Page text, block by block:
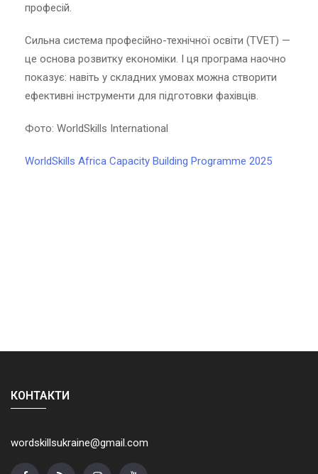
професій.
Сильна система професійно-технічної освіти (TVET) —
це основа розвитку економіки. І ця програма наочно
показує: навіть у складних умовах можна створити
ефективні інструменти для підготовки фахівців.
Фото: WorldSkills International
WorldSkills Africa Capacity Building Programme 2025
КОНТАКТИ
wordskillsukraine@gmail.com